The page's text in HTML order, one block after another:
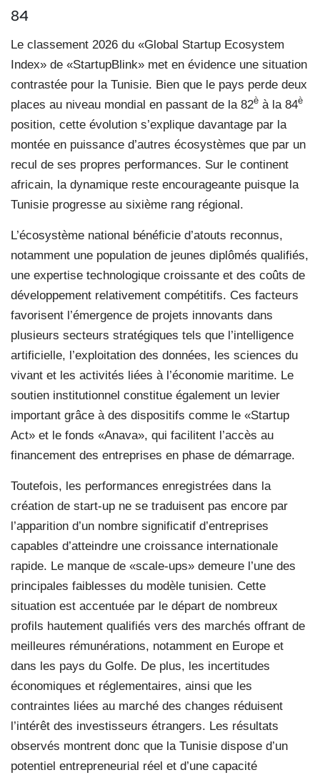
84
Le classement 2026 du «Global Startup Ecosystem
Index» de «StartupBlink» met en évidence une situation
contrastée pour la Tunisie. Bien que le pays perde deux
places au niveau mondial en passant de la 82è à la 84è
position, cette évolution s’explique davantage par la
montée en puissance d’autres écosystèmes que par un
recul de ses propres performances. Sur le continent
africain, la dynamique reste encourageante puisque la
Tunisie progresse au sixième rang régional.
L’écosystème national bénéficie d’atouts reconnus,
notamment une population de jeunes diplômés qualifiés,
une expertise technologique croissante et des coûts de
développement relativement compétitifs. Ces facteurs
favorisent l’émergence de projets innovants dans
plusieurs secteurs stratégiques tels que l’intelligence
artificielle, l’exploitation des données, les sciences du
vivant et les activités liées à l’économie maritime. Le
soutien institutionnel constitue également un levier
important grâce à des dispositifs comme le «Startup
Act» et le fonds «Anava», qui facilitent l’accès au
financement des entreprises en phase de démarrage.
Toutefois, les performances enregistrées dans la
création de start-up ne se traduisent pas encore par
l’apparition d’un nombre significatif d’entreprises
capables d’atteindre une croissance internationale
rapide. Le manque de «scale-ups» demeure l’une des
principales faiblesses du modèle tunisien. Cette
situation est accentuée par le départ de nombreux
profils hautement qualifiés vers des marchés offrant de
meilleures rémunérations, notamment en Europe et
dans les pays du Golfe. De plus, les incertitudes
économiques et réglementaires, ainsi que les
contraintes liées au marché des changes réduisent
l’intérêt des investisseurs étrangers. Les résultats
observés montrent donc que la Tunisie dispose d’un
potentiel entrepreneurial réel et d’une capacité